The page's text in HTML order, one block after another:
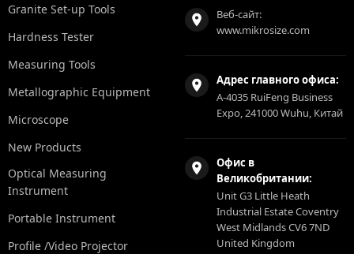
Granite Set-up Tools
Hardness Tester
Measuring Tools
Metallographic Equipment
Microscope
New Products
Optical Measuring
Instrument
Portable Instrument
Profile /Video Projector
Веб-сайт:
www.mikrosize.com
Адрес главного офиса:
A-4035 RuiFeng Business
Expo, 241000 Wuhu, Китай
Офис в
Великобритании:
Unit G3 Little Heath
Industrial Estate Coventry
West Midlands CV6 7ND
United Kingdom